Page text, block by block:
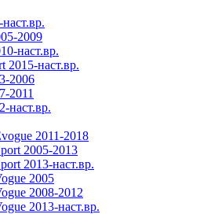
2009
наст.вр.
2015-наст.вр.
2006
2011
наст.вр.
2011-2018
2005-2013
2013-наст.вр.
2005
2008-2012
2013-наст.вр.